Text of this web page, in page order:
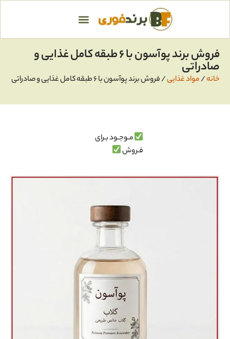
فروش برند پوآسون با ۶ طبقه کامل غذایی و
صادراتی
خانه/مواد غذایی/ فروش برند پوآسون با ۶ طبقه کامل غذایی و صادراتی
مـوجـود بـرای
فـروش